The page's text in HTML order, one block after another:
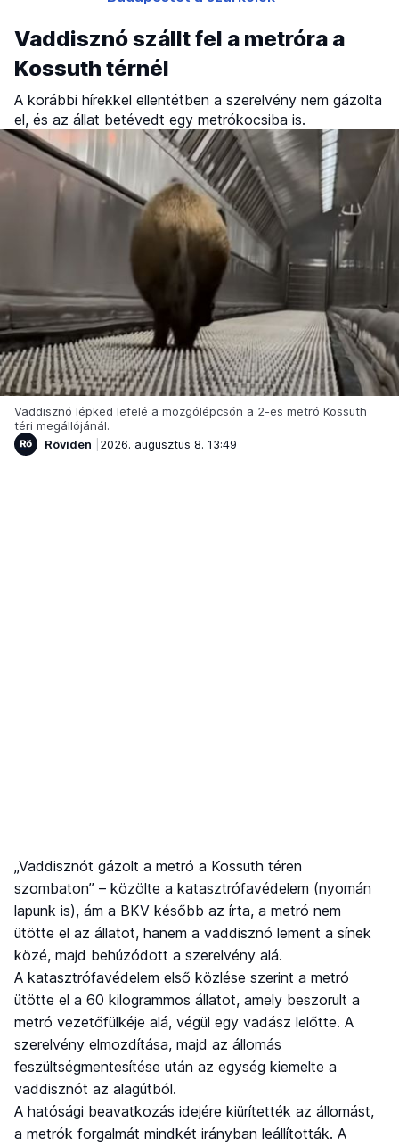
Vaddisznó szállt fel a metróra a
Kossuth térnél
A korábbi hírekkel ellentétben a szerelvény nem gázolta
el, és az állat betévedt egy metrókocsiba is.
Vaddisznó lépked lefelé a mozgólépcsőn a 2-es metró Kossuth
téri megállójánál.
Röviden
2026. augusztus 8. 13:49
„Vaddisznót gázolt a metró a Kossuth téren
szombaton” – közölte a katasztrófavédelem (nyomán
lapunk is), ám a BKV később az írta, a metró nem
ütötte el az állatot, hanem a vaddisznó lement a sínek
közé, majd behúzódott a szerelvény alá.
A katasztrófavédelem első közlése szerint a metró
ütötte el a 60 kilogrammos állatot, amely beszorult a
metró vezetőfülkéje alá, végül egy vadász lelőtte. A
szerelvény elmozdítása, majd az állomás
feszültségmentesítése után az egység kiemelte a
vaddisznót az alagútból.
A hatósági beavatkozás idejére kiürítették az állomást,
a metrók forgalmát mindkét irányban leállították. A